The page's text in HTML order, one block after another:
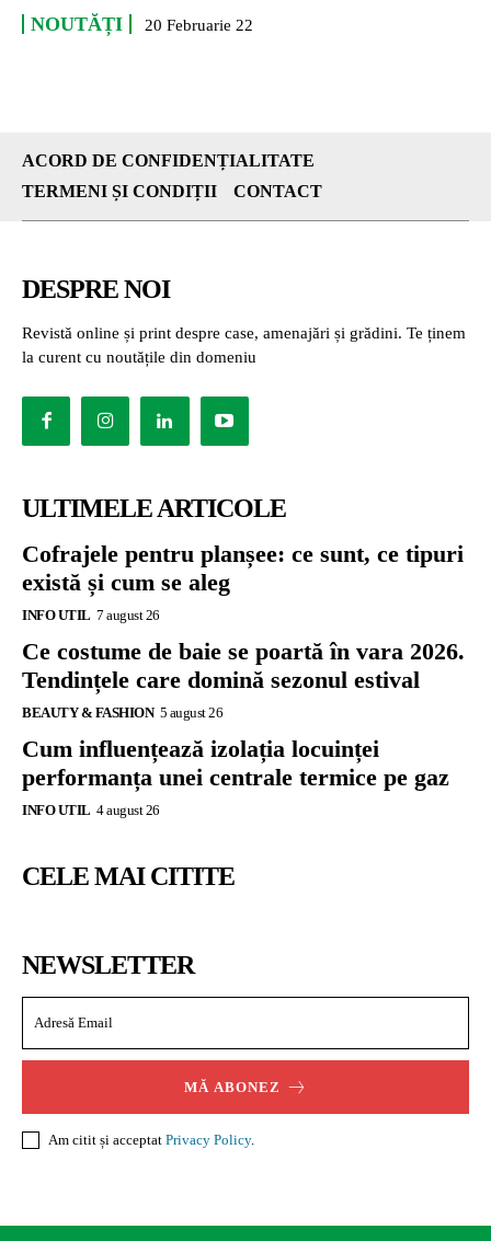
NOUTĂȚI 20 Februarie 22
ACORD DE CONFIDENȚIALITATE
TERMENI ȘI CONDIȚII
CONTACT
DESPRE NOI
Revistă online și print despre case, amenajări și grădini. Te ținem
la curent cu noutățile din domeniu
ULTIMELE ARTICOLE
Cofrajele pentru planșee: ce sunt, ce tipuri
există și cum se aleg
INFO UTIL 7 august 26
Ce costume de baie se poartă în vara 2026.
Tendințele care domină sezonul estival
BEAUTY & FASHION 5 august 26
Cum influențează izolația locuinței
performanța unei centrale termice pe gaz
INFO UTIL 4 august 26
CELE MAI CITITE
NEWSLETTER
MĂ ABONEZ
Am citit și acceptat Privacy Policy.